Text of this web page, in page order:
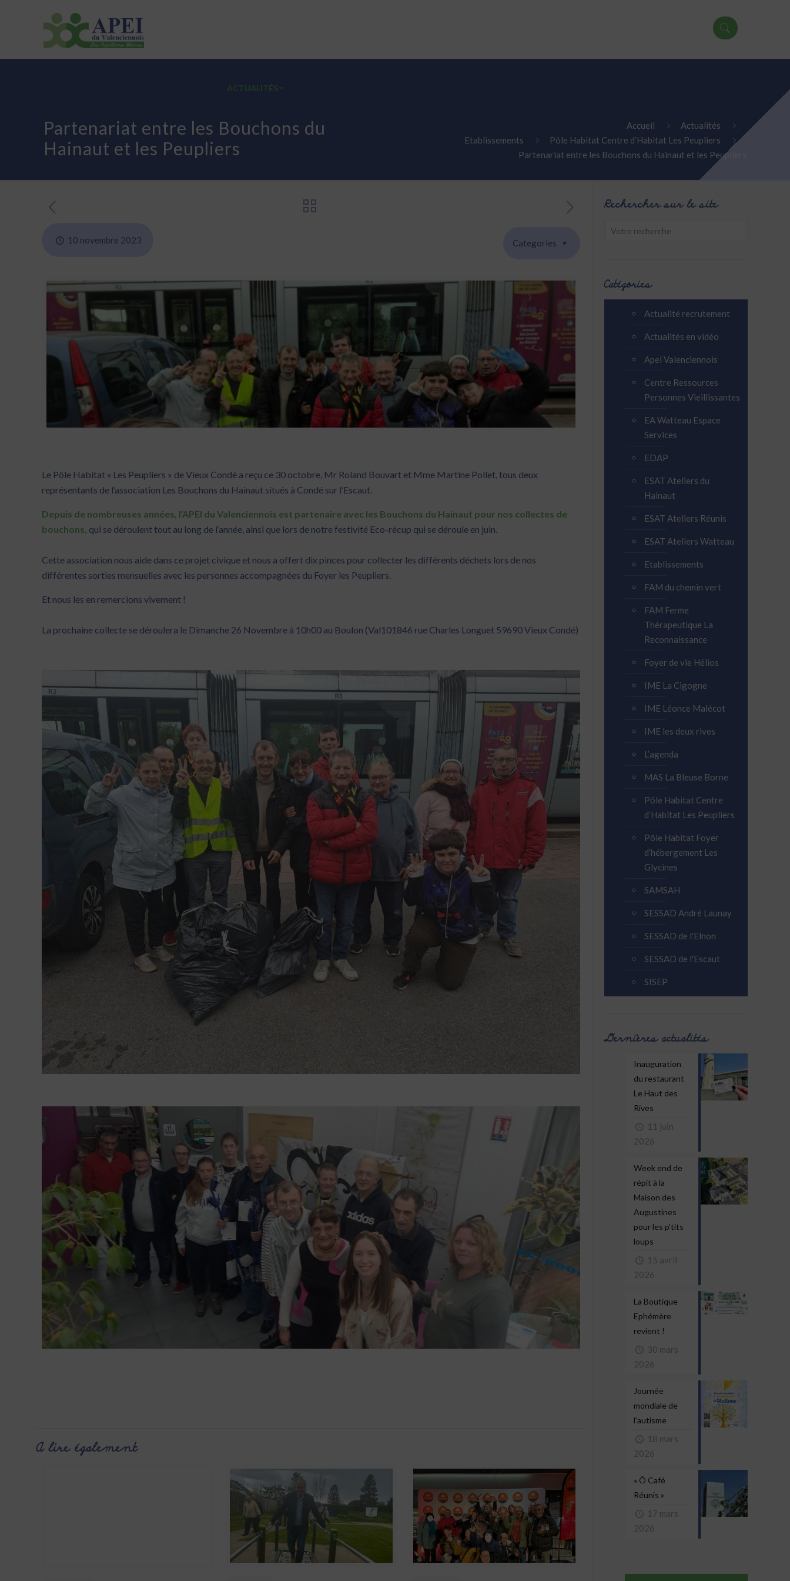
ACTUALITÉS
Partenariat entre les Bouchons du
Hainaut et les Peupliers
Accueil
Actualités
Etablissements
Pôle Habitat Centre d’Habitat Les Peupliers
Partenariat entre les Bouchons du Hainaut et les Peupliers
10 novembre 2023 Categories
Le Pôle Habitat « Les Peupliers » de Vieux Condé a reçu ce 30 octobre, Mr Roland Bouvart et Mme Martine Pollet, tous deux
représentants de l’association Les Bouchons du Hainaut situés à Condé sur l’Escaut.
Depuis de nombreuses années, l’APEI du Valenciennois est partenaire avec les Bouchons du Hainaut pour nos collectes de
bouchons, qui se déroulent tout au long de l’année, ainsi que lors de notre festivité Eco-récup qui se déroule en juin.
Cette association nous aide dans ce projet civique et nous a offert dix pinces pour collecter les différents déchets lors de nos
différentes sorties mensuelles avec les personnes accompagnées du Foyer les Peupliers.
Et nous les en remercions vivement !
La prochaine collecte se déroulera le Dimanche 26 Novembre à 10h00 au Boulon (Val101846 rue Charles Longuet 59690 Vieux Condé)
A lire également
Rechercher sur le site
Catégories
Actualité recrutement
Actualités en vidéo
Apei Valenciennois
Centre Ressources
Personnes Vieillissantes
EA Watteau Espace
Services
EDAP
ESAT Ateliers du
Hainaut
ESAT Ateliers Réunis
ESAT Ateliers Watteau
Etablissements
FAM du chemin vert
FAM Ferme
Thérapeutique La
Reconnaissance
Foyer de vie Hélios
IME La Cigogne
IME Léonce Malécot
IME les deux rives
L’agenda
MAS La Bleuse Borne
Pôle Habitat Centre
d’Habitat Les Peupliers
Pôle Habitat Foyer
d’hébergement Les
Glycines
SAMSAH
SESSAD André Launay
SESSAD de l'Elnon
SESSAD de l'Escaut
SISEP
Dernières actualités
Inauguration
du restaurant
Le Haut des
Rives
11 juin
2026
Week end de
répit à la
Maison des
Augustines
pour les p’tits
loups
15 avril
2026
La Boutique
Ephémère
revient !
30 mars
2026
Journée
mondiale de
l’autisme
18 mars
2026
« Ô Café
Réunis »
17 mars
2026